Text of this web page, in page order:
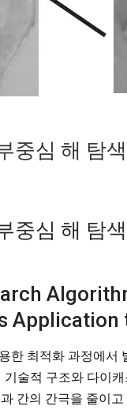
중심 해 탐
중심 해 탐
Application
한 최적화 과정에서
술적 구조와 다이
간의 간극을 줄이